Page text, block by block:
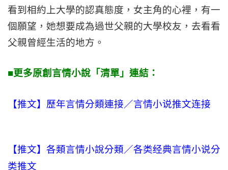
看到相約上大學的認真態度，女主角的心裡，有一
個願望，她想要成為過世父親的大學校友，去看看
父親曾經生活的地方。
■更多原創言情小說「清單」連結：
【推文】歷年言情分類連接／言情小说推文连接
【推文】各類言情小說分類／各类经典言情小说分
类推文